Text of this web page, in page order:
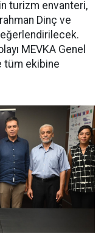
turizm envanteri,
Dinç ve
MEVKA Genel
tüm ekibine